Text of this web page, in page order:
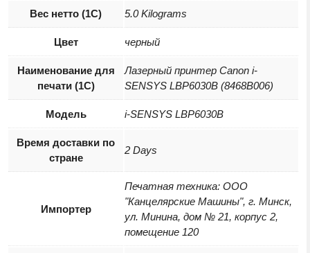
Вес нетто (1С) 5.0 Kilograms
Цвет черный
Наименование для
печати (1С)
Лазерный принтер Canon i-
SENSYS LBP6030B (8468B006)
Модель i-SENSYS LBP6030B
Время доставки по
стране
2 Days
Импортер
Печатная техника: ООО
"Канцелярские Машины", г. Минск,
ул. Минина, дом № 21, корпус 2,
помещение 120